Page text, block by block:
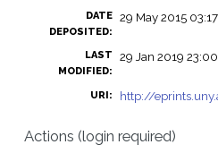
DATE
DEPOSITED:
29 May 2015 03:17
LAST
MODIFIED:
29 Jan 2019 23:00
URI: http://
Actions (login required)